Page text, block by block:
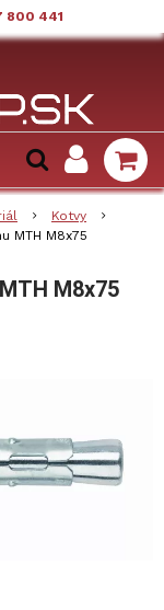
800 441
Kotvy
MTH M8x75
M8x75